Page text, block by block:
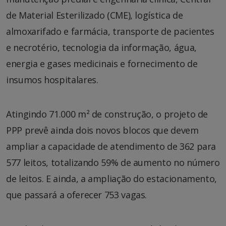
de Material Esterilizado (CME), logística de
almoxarifado e farmácia, transporte de pacientes
e necrotério, tecnologia da informação, água,
energia e gases medicinais e fornecimento de
insumos hospitalares.
Atingindo 71.000 m² de construção, o projeto de
PPP prevê ainda dois novos blocos que devem
ampliar a capacidade de atendimento de 362 para
577 leitos, totalizando 59% de aumento no número
de leitos. E ainda, a ampliação do estacionamento,
que passará a oferecer 753 vagas.